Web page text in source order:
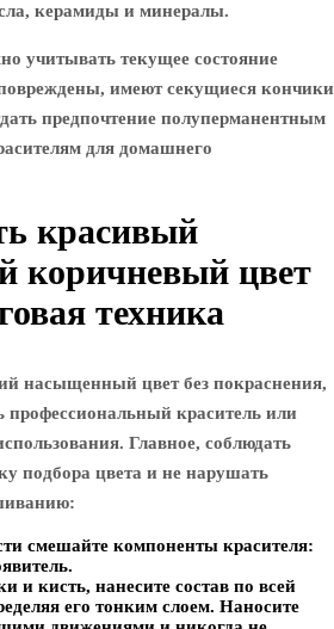
керамиды и минералы.
учитывать текущее состояние
имеют секущиеся кончики
предпочтение полуперманентным
для домашнего
красивый
коричневый цвет
техника
насыщенный цвет без покраснения,
профессиональный краситель или
Главное, соблюдать
подбора цвета и не нарушать
смешайте компоненты красителя:
и кисть, нанесите состав по всей
его тонким слоем. Наносите